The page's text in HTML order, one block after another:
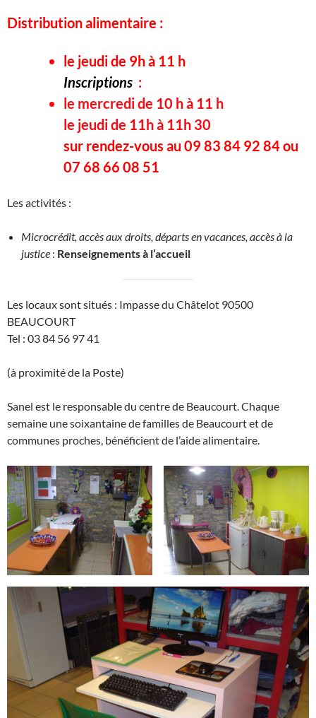
Distribution alimentaire :
le jeudi de 9h à 11 h
Inscriptions :
le mercredi de 10 h à 11 h
le jeudi de 11h à 11h 30
sur rendez-vous au 09 83 84 92 84 ou
07 68 66 08 51
Les activités :
Microcrédit, accès aux droits, départs en vacances, accès à la
justice : Renseignements à l’accueil
Les locaux sont situés : Impasse du Châtelot 90500
BEAUCOURT
Tel : 03 84 56 97 41
(à proximité de la Poste)
Sanel est le responsable du centre de Beaucourt. Chaque
semaine une soixantaine de familles de Beaucourt et de
communes proches, bénéficient de l’aide alimentaire.